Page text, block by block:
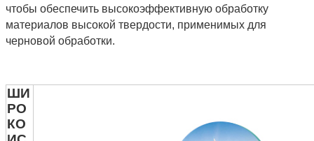
чтобы обеспечить высокоэффективную обработку
материалов высокой твердости, применимых для
черновой обработки.
ШИ
РО
КО